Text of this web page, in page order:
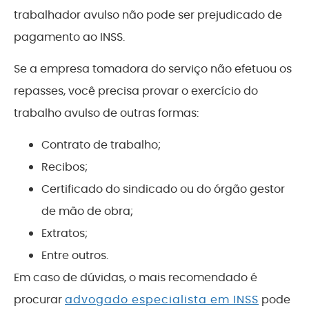
trabalhador avulso não pode ser prejudicado de
pagamento ao INSS.
Se a empresa tomadora do serviço não efetuou os
repasses, você precisa provar o exercício do
trabalho avulso de outras formas:
Contrato de trabalho;
Recibos;
Certificado do sindicado ou do órgão gestor
de mão de obra;
Extratos;
Entre outros.
Em caso de dúvidas, o mais recomendado é
procuraradvogado especialista em INSS pode